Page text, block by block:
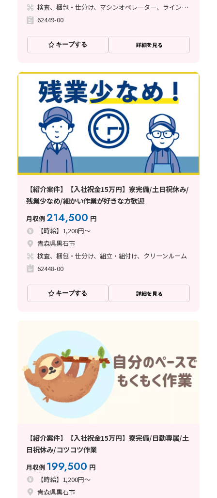
検査、梱包・仕分け、マシンオペレーター、ライン作業
62449-00
キープする 詳細を見る
【紹介案件】【入社祝金15万円】寮完備/土日祝休み/
残業少なめ/細かい作業が好きな方歓迎
月収例214,500 円
【時給】1,200円～
青森県黒石市
検査、梱包・仕分け、組立・組付け、クリーンルーム
62448-00
キープする 詳細を見る
【紹介案件】【入社祝金15万円】寮完備/日勤専属/土
日祝休み/コツコツ作業
月収例 199,500 円
【時給】1,200円～
青森県黒石市